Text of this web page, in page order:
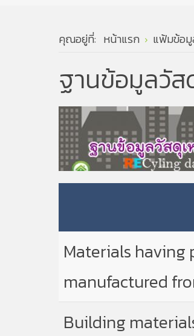
คุณอยู่ที่: หน้าแรก แฟ้มข้อมู
ฐานข้อมูลวัส
Materials
manufactured
Building